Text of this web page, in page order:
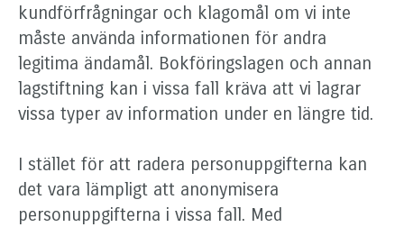
kundförfrågningar och klagomål om vi inte
måste använda informationen för andra
legitima ändamål. Bokföringslagen och annan
lagstiftning kan i vissa fall kräva att vi lagrar
vissa typer av information under en längre tid.
I stället för att radera personuppgifterna kan
det vara lämpligt att anonymisera
personuppgifterna i vissa fall. Med